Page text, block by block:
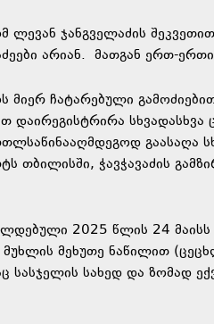
ლევან ჯანგველაძის
არიან. მათგან ერთ-
მიერ ჩატარებული
დაირეგისტრირა
გაასაღა
თბილისში, ჭავჭავაძის
2025 წლის 24
მეხუთე ნაწილით
სასჯელის სახედ და ზომად